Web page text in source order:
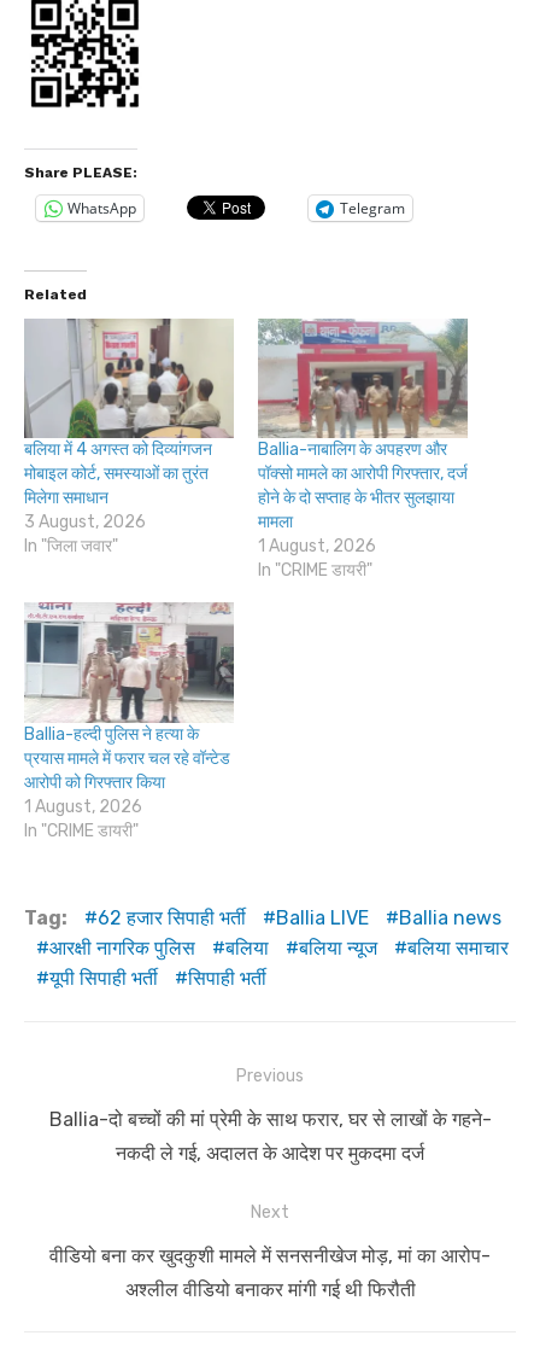
Share PLEASE:
WhatsApp Telegram
Related
बलिया में 4 अगस्त को दिव्यांगजन
मोबाइल कोर्ट, समस्याओं का तुरंत
मिलेगा समाधान
3 August, 2026
In "जिला जवार"
Ballia-नाबालिग के अपहरण और
पॉक्सो मामले का आरोपी गिरफ्तार, दर्ज
होने के दो सप्ताह के भीतर सुलझाया
मामला
1 August, 2026
In "CRIME डायरी"
Ballia-हल्दी पुलिस ने हत्या के
प्रयास मामले में फरार चल रहे वॉन्टेड
आरोपी को गिरफ्तार किया
1 August, 2026
In "CRIME डायरी"
Tag: 62 हजार सिपाही भर्ती Ballia LIVE
Ballia news
आरक्षी नागरिक पुलिस
बलिया बलिया न्यूज
बलिया समाचार
यूपी सिपाही भर्ती
सिपाही भर्ती
navigation
Previous
Previous
Ballia-दो बच्चों की मां प्रेमी के साथ फरार, घर से लाखों के गहने-
नकदी ले गई, अदालत के आदेश पर मुकदमा दर्ज
Next
Next
वीडियो बना कर खुदकुशी मामले में सनसनीखेज मोड़, मां का आरोप-
अश्लील वीडियो बनाकर मांगी गई थी फिरौती